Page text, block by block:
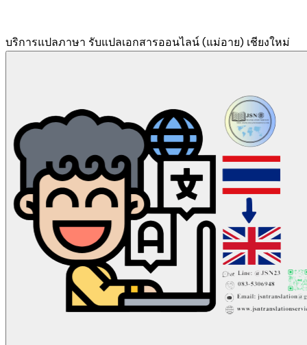
บริการแปลภาษา รับแปลเอกสารออนไลน์ (แม่อาย) เชียงใหม่